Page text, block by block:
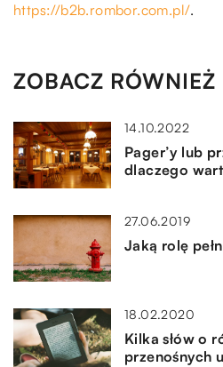
https://b2b.rombor.com.pl/.
ZOBACZ RÓWNIEŻ
14.10.2022
Pager’y lub
dlaczego
27.06.2019
Jaką rolę
18.02.2020
Kilka słów o
przenośnych